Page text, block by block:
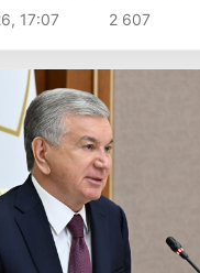
17:07 2 607